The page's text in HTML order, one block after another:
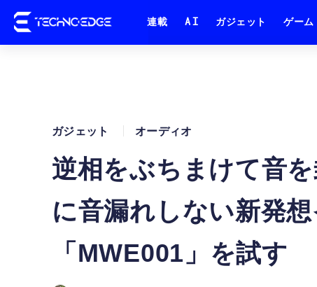
連載 AI ガジェット ゲーム
逆相をぶちまけて音
に音漏れしない新発
「MWE001」を試す
ガジェット オーディオ